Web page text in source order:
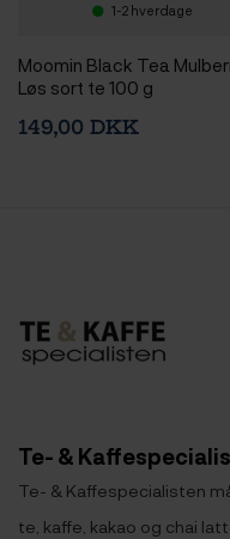
1-2 hverdage
Moomin Black Tea
Løs sort te 100 g
149,00 DKK
Te- &
Te- & Kaffespecialisten
te, kaffe, kakao og chai